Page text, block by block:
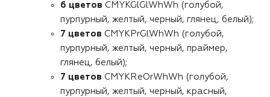
6 цветов CMYKGlGlWhWh (голубой,
пурпурный, желтый, черный, глянец, белый);
7 цветов CMYKPrGlWhWh (голубой,
пурпурный, желтый, черный, праймер,
глянец, белый);
7 цветов CMYKReOrWhWh (голубой,
пурпурный, желтый, черный, красный,